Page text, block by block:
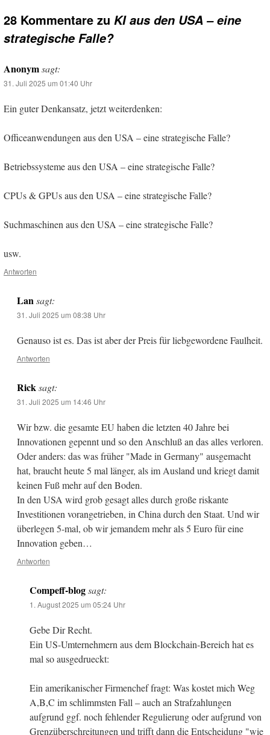
28 Kommentare zu KI aus den USA – eine
strategische Falle?
Anonymsagt:
31. Juli 2025 um 01:40 Uhr
Ein guter Denkansatz, jetzt weiterdenken:
Officeanwendungen aus den USA – eine strategische Falle?
Betriebssysteme aus den USA – eine strategische Falle?
CPUs & GPUs aus den USA – eine strategische Falle?
Suchmaschinen aus den USA – eine strategische Falle?
usw.
Antworten
Lan sagt:
31. Juli 2025 um 08:38 Uhr
Genauso ist es. Das ist aber der Preis für liebgewordene Faulheit.
Antworten
Rick sagt:
31. Juli 2025 um 14:46 Uhr
Wir bzw. die gesamte EU haben die letzten 40 Jahre bei
Innovationen gepennt und so den Anschluß an das alles verloren.
Oder anders: das was früher "Made in Germany" ausgemacht
hat, braucht heute 5 mal länger, als im Ausland und kriegt damit
keinen Fuß mehr auf den Boden.
In den USA wird grob gesagt alles durch große riskante
Investitionen vorangetrieben, in China durch den Staat. Und wir
überlegen 5-mal, ob wir jemandem mehr als 5 Euro für eine
Innovation geben…
Antworten
Compeff-blog sagt:
1. August 2025 um 05:24 Uhr
Gebe Dir Recht.
Ein US-Umternehmern aus dem Blockchain-Bereich hat es
mal so ausgedrueckt:
Ein amerikanischer Firmenchef fragt: Was kostet mich Weg
A,B,C im schlimmsten Fall – auch an Strafzahlungen
aufgrund ggf. noch fehlender Regulierung oder aufgrund von
Grenzüberschreitungen und trifft dann die Entscheidung "wie